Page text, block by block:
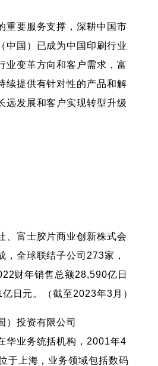
重要服务支撑，深耕中国市
中国）已成为中国印刷行业
业变革方向和客户需求，富
续提供有针对性的产品和解
远发展和客户实现转型升级
、富士胶片商业创新株式会
，全球联结子公司273家，
财年销售总额28,590亿日
日元。（截至2023年3月）
）投资有限公司
华业务统括机构，2001年4
于上海，业务领域包括数码